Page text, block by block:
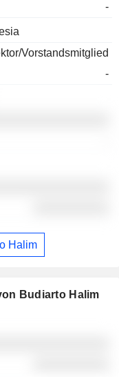
-
Vorstandsmitglied
-
Halim
Budiarto Halim